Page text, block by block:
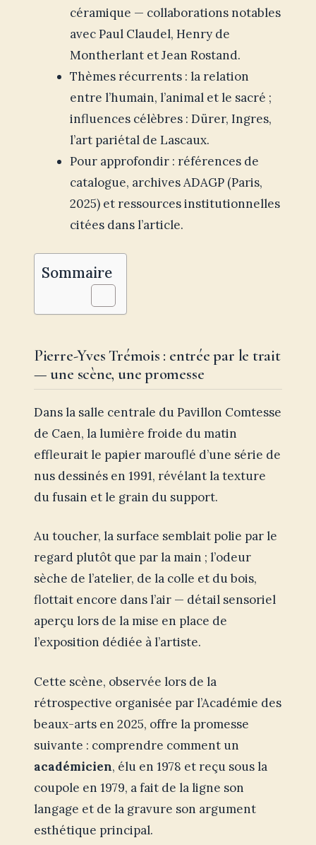
céramique — collaborations notables
avec Paul Claudel, Henry de
Montherlant et Jean Rostand.
Thèmes récurrents : la relation
entre l’humain, l’animal et le sacré ;
influences célèbres : Dürer, Ingres,
l’art pariétal de Lascaux.
Pour approfondir : références de
catalogue, archives ADAGP (Paris,
2025) et ressources institutionnelles
citées dans l’article.
Sommaire
Pierre-Yves Trémois : entrée par le trait
— une scène, une promesse
Dans la salle centrale du Pavillon Comtesse
de Caen, la lumière froide du matin
effleurait le papier marouflé d’une série de
nus dessinés en 1991, révélant la texture
du fusain et le grain du support.
Au toucher, la surface semblait polie par le
regard plutôt que par la main ; l’odeur
sèche de l’atelier, de la colle et du bois,
flottait encore dans l’air — détail sensoriel
aperçu lors de la mise en place de
l’exposition dédiée à l’artiste.
Cette scène, observée lors de la
rétrospective organisée par l’Académie des
beaux-arts en 2025, offre la promesse
suivante : comprendre comment un
académicien, élu en 1978 et reçu sous la
coupole en 1979, a fait de la ligne son
langage et de la gravure son argument
esthétique principal.